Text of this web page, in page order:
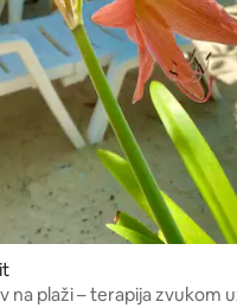
na plaži – terapija zvukom